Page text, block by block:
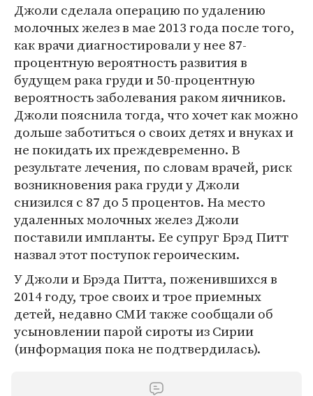
Джоли сделала операцию по удалению
молочных желез в мае 2013 года после того,
как врачи диагностировали у нее 87-
процентную вероятность развития в
будущем рака груди и 50-процентную
вероятность заболевания раком яичников.
Джоли пояснила тогда, что хочет как можно
дольше заботиться о своих детях и внуках и
не покидать их преждевременно. В
результате лечения, по словам врачей, риск
возникновения рака груди у Джоли
снизился с 87 до 5 процентов. На место
удаленных молочных желез Джоли
поставили импланты. Ее супруг Брэд Питт
назвал этот поступок героическим.
У Джоли и Брэда Питта, поженившихся в
2014 году, трое своих и трое приемных
детей, недавно СМИ также сообщали об
усыновлении парой сироты из Сирии
(информация пока не подтвердилась).